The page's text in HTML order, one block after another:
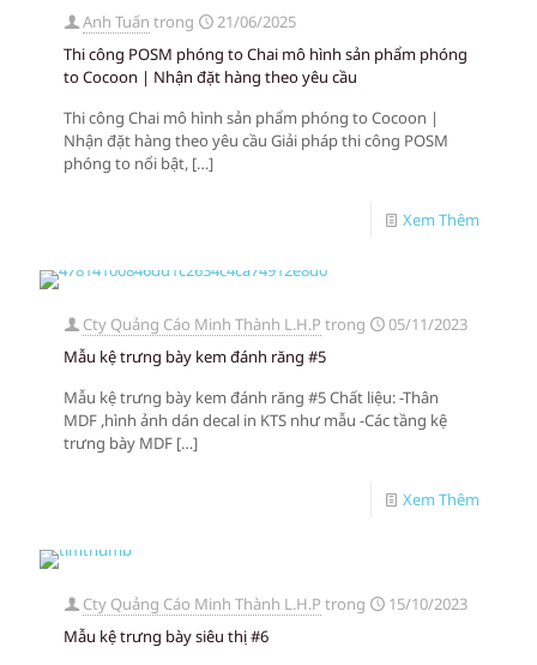
Anh Tuấn trong
21/06/2025
Thi công POSM phóng to Chai mô hình sản phẩm phóng
to Cocoon | Nhận đặt hàng theo yêu cầu
Thi công Chai mô hình sản phẩm phóng to Cocoon |
Nhận đặt hàng theo yêu cầu Giải pháp thi công POSM
phóng to nổi bật, […]
Xem Thêm
Cty Quảng Cáo Minh Thành L.H.P trong
05/11/2023
Mẫu kệ trưng bày kem đánh răng #5
Mẫu kệ trưng bày kem đánh răng #5 Chất liệu: -Thân
MDF ,hình ảnh dán decal in KTS như mẫu -Các tầng kệ
trưng bày MDF […]
Xem Thêm
Cty Quảng Cáo Minh Thành L.H.P trong
15/10/2023
Mẫu kệ trưng bày siêu thị #6